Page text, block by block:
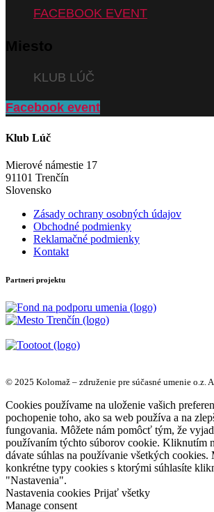
FACEBOOK EVENT
Miesto
KLUB LÚČ
Facebook event
Klub Lúč
Mierové námestie 17
91101 Trenčín
Slovensko
Zásady ochrany osobných údajov
Obchodné podmienky
Reklamačné podmienky
Kontakt
Partneri projektu
© 2025 Kolomaž – združenie pre súčasné umenie o.z.
Cookies používame na uloženie vašich
pochopenie toho, ako sa web používa a na
fungovania. Môžete nám pomôcť tým, že
používaním týchto súborov cookie. Kliknutím
dávate súhlas na používanie všetkých
konkrétne typy cookies s ktorými súhlasíte
"Nastavenia".
Nastavenia cookies Prijať všetky
Manage consent